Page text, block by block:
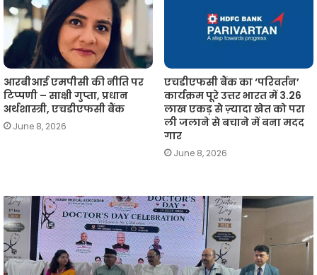
आरबीआई एमपीसी की नीति पर
टिप्पणी – साक्षी गुप्ता, प्रधान
अर्थशास्त्री, एचडीएफसी बैंक
June 8, 2026
एचडीएफसी बैंक का ‘परिवर्तन’
कार्यक्रम पूरे उत्तर भारत में 3.26
लाख एकड़ से ज़्यादा खेत को परा
ली जलाने से बचाने में बना मदद
गार
June 8, 2026
आईएमए
लखनऊ
में
राष्ट्रीय
चिकित्सक